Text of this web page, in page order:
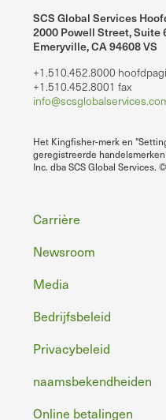
SCS Global Services
2000 Powell Street, Suite
Emeryville, CA 94608 VS
+1.510.452.8000
+1.510.452.8001 fax
Het Kingfisher-merk en
geregistreerde
Inc. dba SCS Global
Voettekst
Carrière
Newsroom
Media
Bedrijfsbeleid
Privacybeleid
naamsbekendheiden
Online betalingen